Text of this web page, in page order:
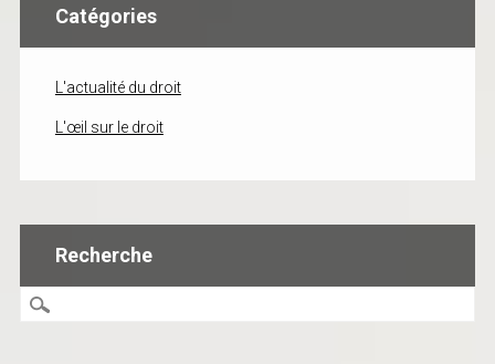
Catégories
L'actualité du droit
L'œil sur le droit
Recherche